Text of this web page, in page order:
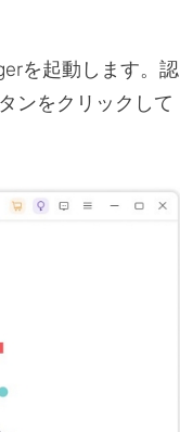
を起動します。認
ンをクリックして